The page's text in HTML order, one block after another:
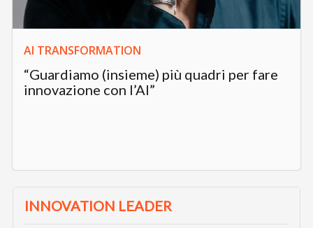
AI TRANSFORMATION
“Guardiamo (insieme) più quadri per fare
innovazione con l’AI”
INNOVATION LEADER